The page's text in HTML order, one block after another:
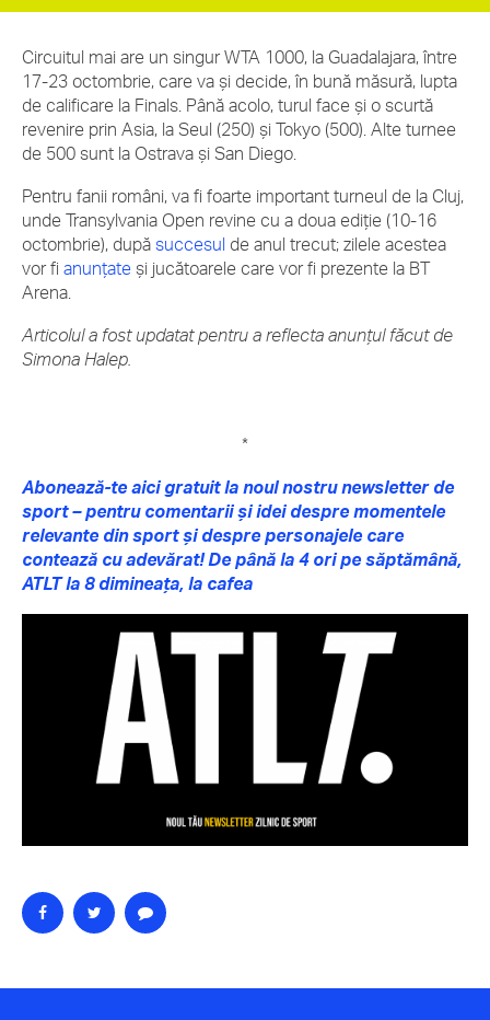
Circuitul mai are un singur WTA 1000, la Guadalajara, între
17-23 octombrie, care va și decide, în bună măsură, lupta
de calificare la Finals. Până acolo, turul face și o scurtă
revenire prin Asia, la Seul (250) și Tokyo (500). Alte turnee
de 500 sunt la Ostrava și San Diego.
Pentru fanii români, va fi foarte important turneul de la Cluj,
unde Transylvania Open revine cu a doua ediție (10-16
octombrie), după succesul de anul trecut; zilele acestea
vor fi anunțate și jucătoarele care vor fi prezente la BT
Arena.
Articolul a fost updatat pentru a reflecta anunțul făcut de
Simona Halep.
*
Abonează-te aici gratuit la noul nostru newsletter de
sport – pentru comentarii și idei despre momentele
relevante din sport și despre personajele care
contează cu adevărat! De până la 4 ori pe săptămână,
ATLT la 8 dimineața, la cafea